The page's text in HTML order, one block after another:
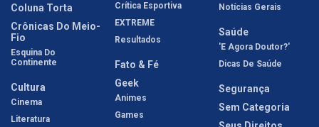
Coluna Torta
Crônicas Do Meio-
Fio
Esquina Do
Continente
Cultura
Cinema
Literatura
Crítica Esportiva
EXTREME
Resultados
Fato & Fé
Geek
Animes
Games
Notícias Gerais
Saúde
'E Agora Doutor?'
Dicas De Saúde
Segurança
Sem Categoria